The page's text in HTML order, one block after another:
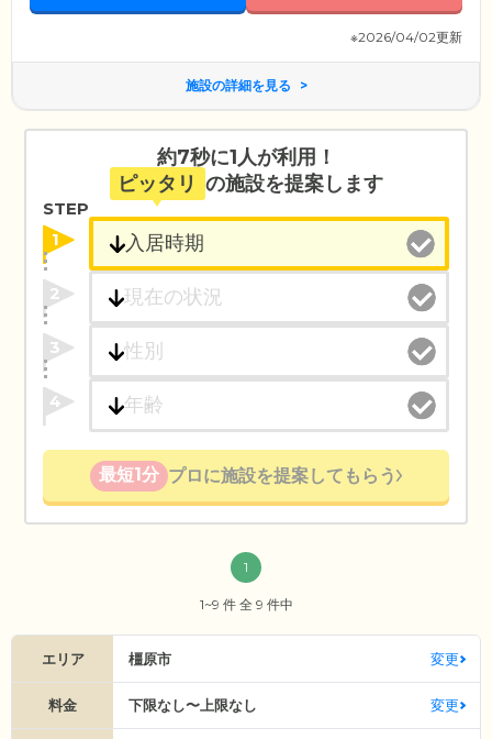
※2026/04/02更新
施設の詳細を見る
約7秒に1人が利用！
ピッタリ の施設を提案します
STEP
1
2
3
4
最短1分 プロに施設を提案してもらう
1
1~9 件 全 9 件中
エリア 橿原市 変更
料金 下限なし〜上限なし 変更